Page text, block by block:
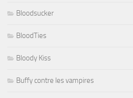
Bloodsucker
BloodTies
Bloody Kiss
Buffy contre les vampires